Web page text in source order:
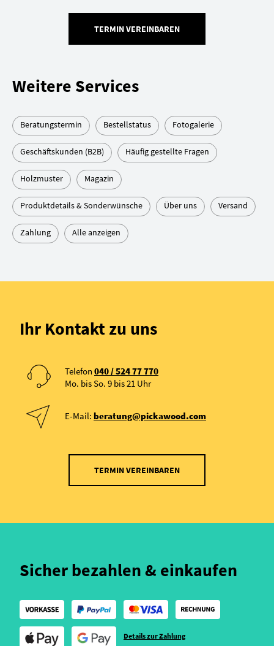
TERMIN VEREINBAREN
Weitere Services
Beratungstermin Bestellstatus Fotogalerie
Geschäftskunden (B2B) Häufig gestellte Fragen
Holzmuster Magazin
Produktdetails & Sonderwünsche Über uns Versand
Zahlung Alle anzeigen
Ihr Kontakt zu uns
Telefon 040 / 524 77 770
Mo. bis So. 9 bis 21 Uhr
E-Mail: beratung@pickawood.com
TERMIN VEREINBAREN
Sicher bezahlen & einkaufen
Details zur Zahlung